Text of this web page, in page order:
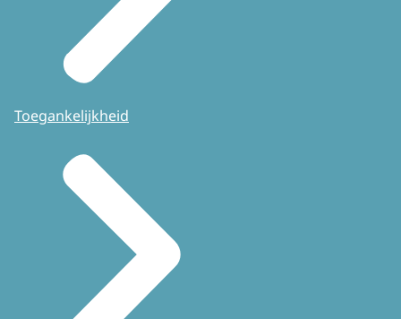
Toegankelijkheid